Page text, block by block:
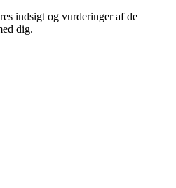
indsigt og vurderinger af de
dig.